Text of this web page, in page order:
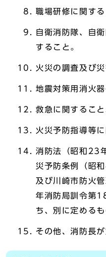
職場研修に関する
自衛消防隊、自
すること。
火災の調査及び
地震対策用消火
救急に関すること
火災予防指導等に
消防法（昭和23
災予防条例（昭
及び川崎市防火
年消防局訓令第
ち、別に定める
その他、消防長